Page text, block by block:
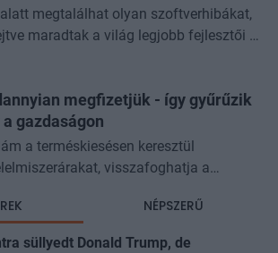
megtalálhat olyan szoftverhibákat,
maradtak a világ legjobb fejlesztői és
megfizetjük - így gyűrűzik
gazdaságon
a terméskiesésen keresztül
visszafoghatja a
is m
NÉPSZERŰ
süllyedt Donald Trump, de